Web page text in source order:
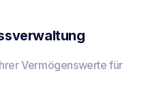
Vermögenswerte für